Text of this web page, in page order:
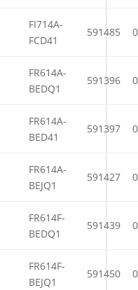
FI714A-
FCD41
591485
FR614A-
BEDQ1
591396
FR614A-
BED41
591397
FR614A-
BEJQ1
591427
FR614F-
BEDQ1
591439
FR614F-
BEJQ1
591450